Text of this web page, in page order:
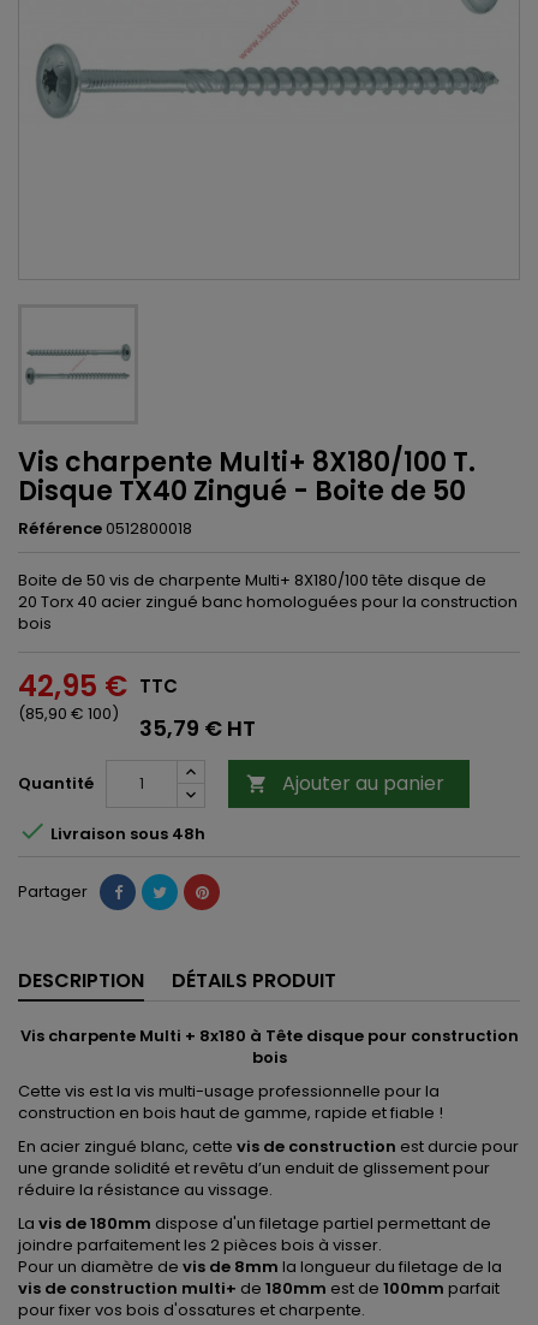
Vis charpente Multi+ 8X180/100 T.
Disque TX40 Zingué - Boite de 50
Référence 0512800018
Boite de 50 vis de charpente Multi+ 8X180/100 tête disque de
20 Torx 40 acier zingué banc homologuées pour la construction
bois
42,95 €
(85,90 € 100)
TTC
35,79 € HT
Quantité  Ajouter au panier
 Livraison sous 48h
Partager
DESCRIPTION DÉTAILS PRODUIT
Vis charpente Multi + 8x180 à Tête disque pour construction
bois
Cette vis est la vis multi-usage professionnelle pour la
construction en bois haut de gamme, rapide et fiable !
En acier zingué blanc, cette vis de construction est durcie pour
une grande solidité et revêtu d’un enduit de glissement pour
réduire la résistance au vissage.
La vis de 180mm dispose d'un filetage partiel permettant de
joindre parfaitement les 2 pièces bois à visser.
Pour un diamètre de vis de 8mm la longueur du filetage de la
vis de construction multi+ de 180mm est de 100mm parfait
pour fixer vos bois d'ossatures et charpente.